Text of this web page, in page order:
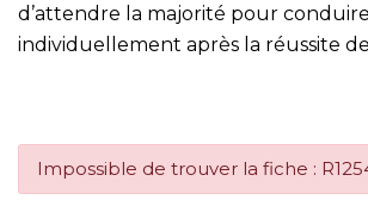
d’attendre la majorité pour conduire
individuellement après la réussite de
Impossible de trouver la fiche :